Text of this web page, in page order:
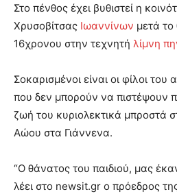
Στο πένθος έχει βυθιστεί η
Χρυσοβίτσας Ιωαννίνων μετά
16χρονου στην τεχνητή λίμνη
Σοκαρισμένοι είναι οι φίλοι
που δεν μπορούν να πιστέψουν
ζωή του κυριολεκτικά μπροστά
Αώου στα Γιάννενα.
“Ο θάνατος του παιδιού, μας
λέει στο newsit.gr ο πρόεδρος